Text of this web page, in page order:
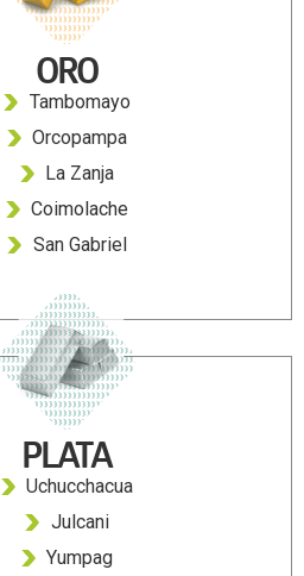
ORO
Tambomayo
Orcopampa
La Zanja
Coimolache
San Gabriel
PLATA
Uchucchacua
Julcani
Yumpag